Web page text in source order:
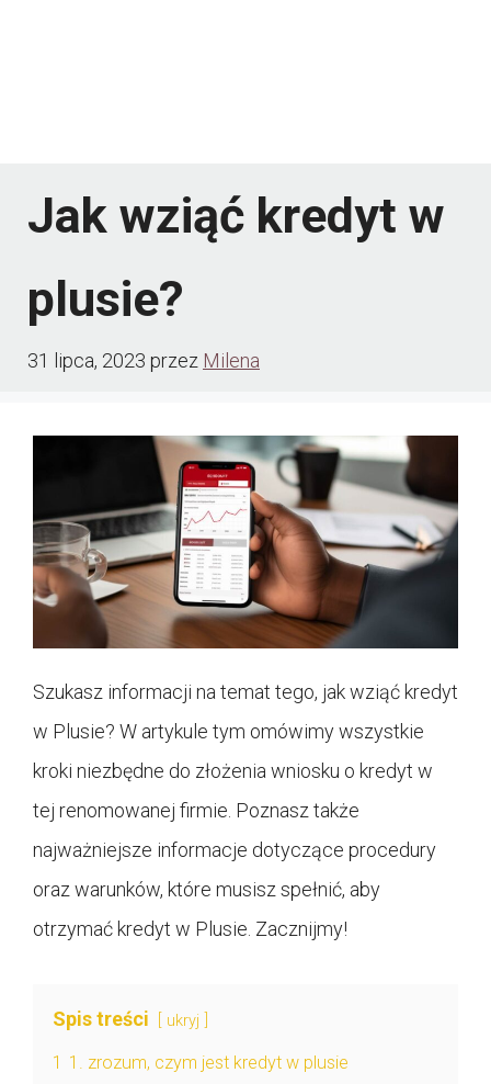
Jak wziąć kredyt w
plusie?
31 lipca, 2023 przez Milena
Szukasz informacji na temat tego, jak wziąć kredyt
w Plusie? W artykule tym omówimy wszystkie
kroki niezbędne do złożenia wniosku o kredyt w
tej renomowanej firmie. Poznasz także
najważniejsze informacje dotyczące procedury
oraz warunków, które musisz spełnić, aby
otrzymać kredyt w Plusie. Zacznijmy!
Spis treści ukryj
1 1. zrozum, czym jest kredyt w plusie